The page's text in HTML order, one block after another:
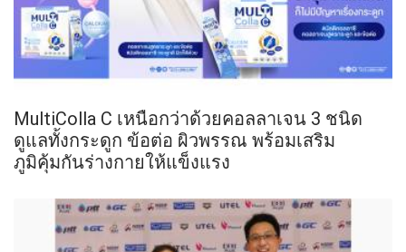
MultiColla C เหนือกว่าด้วยคอลลาเจน 3 ชนิด
ดูแลทั้งกระดูก ข้อต่อ ผิวพรรณ พร้อมเสริม
ภูมิคุ้มกันร่างกายให้แข็งแรง